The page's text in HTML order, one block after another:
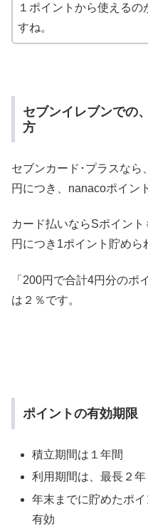
１ポイントから使えるの
すね。
セブンイレブンでの
方
セブンカード･プラスな
円につき、nanacoポイン
カード払いならSポイン
円につき1ポイント貯めら
「200円で合計4円分のポ
は２％です。
ポイントの有効期限
積立期間は１年間
利用期間は、最長２年
年末までに貯めたポ
有効